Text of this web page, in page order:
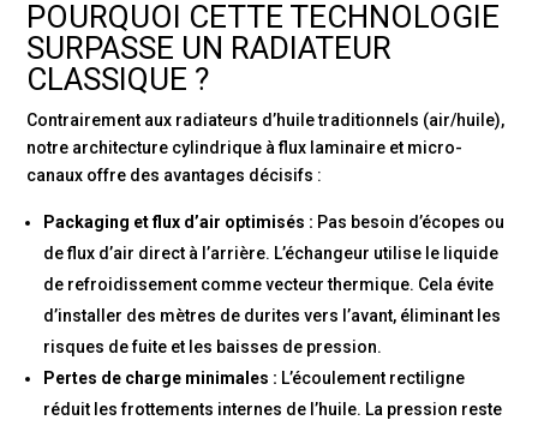
POURQUOI CETTE TECHNOLOGIE
SURPASSE UN RADIATEUR
CLASSIQUE ?
Contrairement aux radiateurs d’huile traditionnels (air/huile),
notre architecture cylindrique à flux laminaire et micro-
canaux offre des avantages décisifs :
Packaging et flux d’air optimisés : Pas besoin d’écopes ou
de flux d’air direct à l’arrière. L’échangeur utilise le liquide
de refroidissement comme vecteur thermique. Cela évite
d’installer des mètres de durites vers l’avant, éliminant les
risques de fuite et les baisses de pression.
Pertes de charge minimales : L’écoulement rectiligne
réduit les frottements internes de l’huile. La pression reste